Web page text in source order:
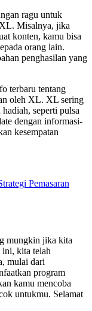
ragu untuk
Misalnya, jika
konten, kamu bisa
orang lain.
penghasilan yang
terbaru tentang
oleh XL. XL sering
seperti pulsa
dengan informasi-
kesempatan
Pemasaran
mungkin jika kita
kita telah
mulai dari
program
kamu mencoba
untukmu. Selamat